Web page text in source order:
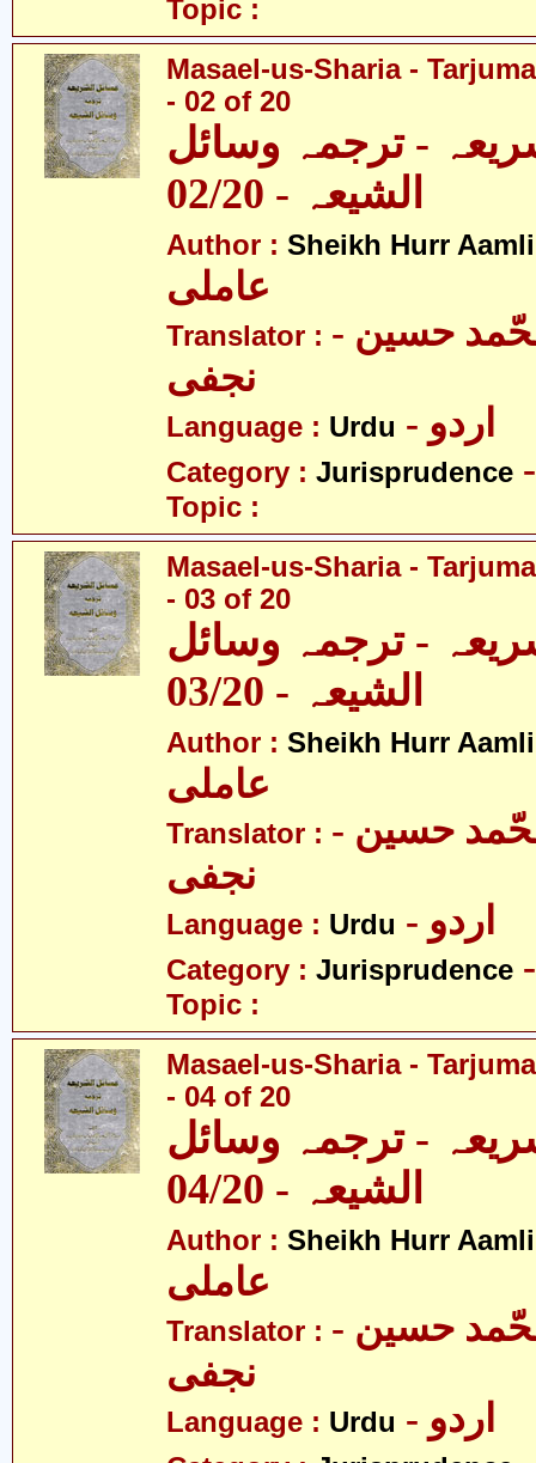
Topic :
Masael-us-Sharia -
- 02 of 20
- ترجمہ وسائل
الشیعہ - 02/20
Author : Sheikh Hurr Aamli
عاملی
Translator : - آیت اللہ محّمد حسین
نجفی
Language : Urdu - اردو
Category : Jurisprudence
Topic :
Masael-us-Sharia -
- 03 of 20
- ترجمہ وسائل
الشیعہ - 03/20
Author : Sheikh Hurr Aamli
عاملی
Translator : - آیت اللہ محّمد حسین
نجفی
Language : Urdu - اردو
Category : Jurisprudence
Topic :
Masael-us-Sharia -
- 04 of 20
- ترجمہ وسائل
الشیعہ - 04/20
Author : Sheikh Hurr Aamli
عاملی
Translator : - آیت اللہ محّمد حسین
نجفی
Language : Urdu - اردو